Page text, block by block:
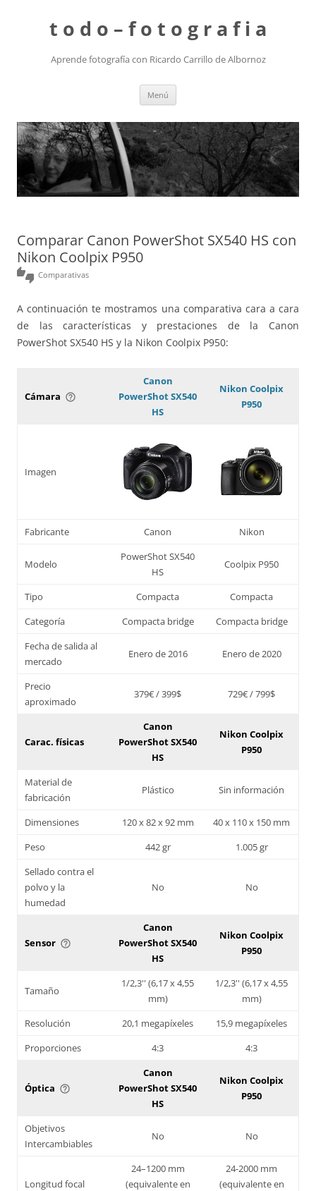
t o d o – f o t o g r a f i a
Aprende fotografía con Ricardo Carrillo de Albornoz
Menú
Comparar Canon PowerShot SX540 HS con
Nikon Coolpix P950
thumbs_up_down Comparativas
A continuación te mostramos una comparativa cara a cara
de las características y prestaciones de la Canon
PowerShot SX540 HS y la Nikon Coolpix P950:
Cámara help_outline
Canon
PowerShot SX540
HS
Nikon Coolpix
P950
Imagen
Fabricante Canon Nikon
Modelo
PowerShot SX540
HS
Coolpix P950
Tipo Compacta
Compacta
Categoría
Compacta bridge
Compacta bridge
Fecha de salida al
mercado
Enero de 2016 Enero de 2020
Precio
aproximado
379€ / 399$ 729€ / 799$
Carac. físicas
Canon
PowerShot SX540
HS
Nikon Coolpix
P950
Material de
fabricación
Plástico Sin información
Dimensiones 120 x 82 x 92 mm
40 x 110 x 150 mm
Peso
442 gr
1.005 gr
Sellado contra el
polvo y la
humedad
No No
Sensor help_outline
Canon
PowerShot SX540
HS
Nikon Coolpix
P950
Tamaño
1/2,3'' (6,17 x 4,55
mm)
1/2,3'' (6,17 x 4,55
mm)
Resolución
20,1 megapíxeles
15,9 megapíxeles
Proporciones
4:3 4:3
Óptica help_outline
Canon
PowerShot SX540
HS
Nikon Coolpix
P950
Objetivos
Intercambiables
No No
Longitud focal
24–1200 mm
(equivalente en
24-2000 mm
(equivalente en